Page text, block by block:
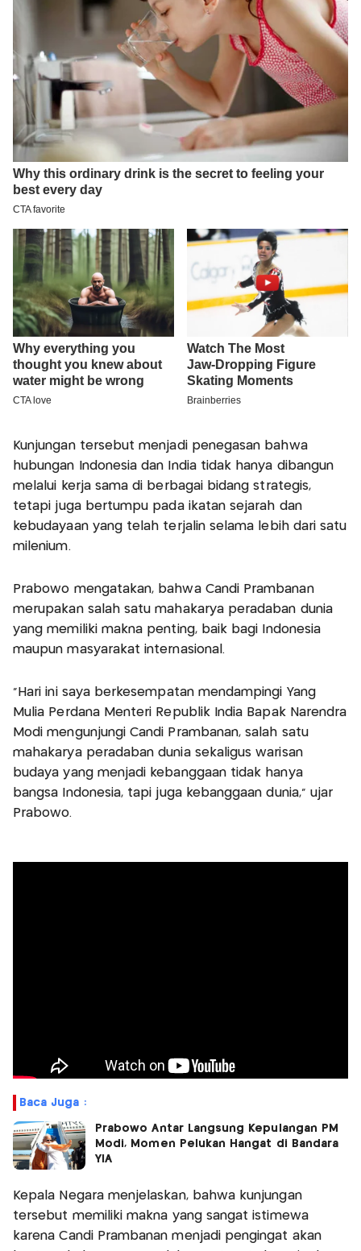
Kunjungan tersebut menjadi penegasan bahwa
hubungan Indonesia dan India tidak hanya dibangun
melalui kerja sama di berbagai bidang strategis,
tetapi juga bertumpu pada ikatan sejarah dan
kebudayaan yang telah terjalin selama lebih dari satu
milenium.
Prabowo mengatakan, bahwa Candi Prambanan
merupakan salah satu mahakarya peradaban dunia
yang memiliki makna penting, baik bagi Indonesia
maupun masyarakat internasional.
"Hari ini saya berkesempatan mendampingi Yang
Mulia Perdana Menteri Republik India Bapak Narendra
Modi mengunjungi Candi Prambanan, salah satu
mahakarya peradaban dunia sekaligus warisan
budaya yang menjadi kebanggaan tidak hanya
bangsa Indonesia, tapi juga kebanggaan dunia," ujar
Prabowo.
Baca Juga :
Prabowo Antar Langsung Kepulangan PM
Modi, Momen Pelukan Hangat di Bandara
YIA
Kepala Negara menjelaskan, bahwa kunjungan
tersebut memiliki makna yang sangat istimewa
karena Candi Prambanan menjadi pengingat akan